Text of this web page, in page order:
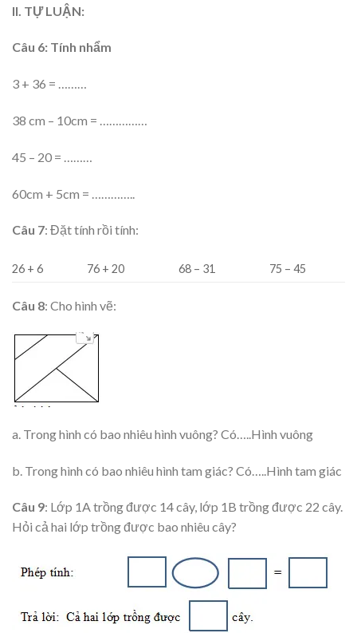
II. TỰ LUẬN:
Câu 6: Tính nhẩm
3 + 36 = ………
38 cm – 10cm = ……………
45 – 20 = ………
60cm + 5cm = …………..
Câu 7: Đặt tính rồi tính:
26 + 6 76 + 20 68 – 31 75 – 45
Câu 8: Cho hình vẽ:
a. Trong hình có bao nhiêu hình vuông? Có…..Hình vuông
b. Trong hình có bao nhiêu hình tam giác? Có…..Hình tam giác
Câu 9: Lớp 1A trồng được 14 cây, lớp 1B trồng được 22 cây.
Hỏi cả hai lớp trồng được bao nhiêu cây?